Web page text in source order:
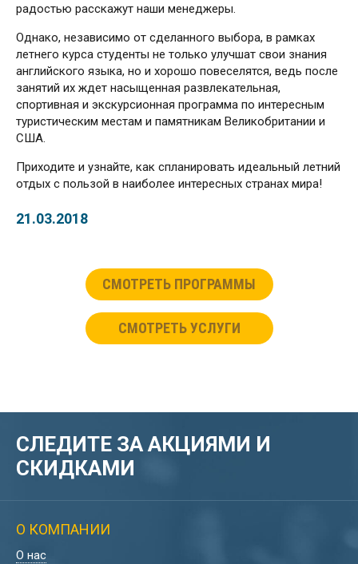
радостью расскажут наши менеджеры.
Однако, независимо от сделанного выбора, в рамках
летнего курса студенты не только улучшат свои знания
английского языка, но и хорошо повеселятся, ведь после
занятий их ждет насыщенная развлекательная,
спортивная и экскурсионная программа по интересным
туристическим местам и памятникам Великобритании и
США.
Приходите и узнайте, как спланировать идеальный летний
отдых с пользой в наиболее интересных странах мира!
21.03.2018
СМОТРЕТЬ ПРОГРАММЫ
СМОТРЕТЬ УСЛУГИ
СЛЕДИТЕ ЗА АКЦИЯМИ И
СКИДКАМИ
О КОМПАНИИ
О нас